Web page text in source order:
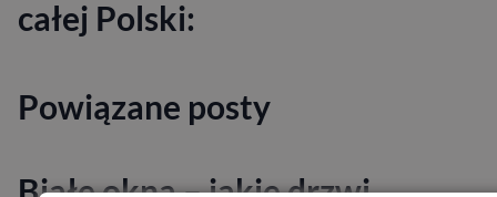
całej Polski:
Powiązane posty